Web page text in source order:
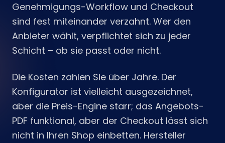
Genehmigungs-Workflow und Checkout
sind fest miteinander verzahnt. Wer den
Anbieter wählt, verpflichtet sich zu jeder
Schicht – ob sie passt oder nicht.
Die Kosten zahlen Sie über Jahre. Der
Konfigurator ist vielleicht ausgezeichnet,
aber die Preis-Engine starr; das Angebots-
PDF funktional, aber der Checkout lässt sich
nicht in Ihren Shop einbetten. Hersteller